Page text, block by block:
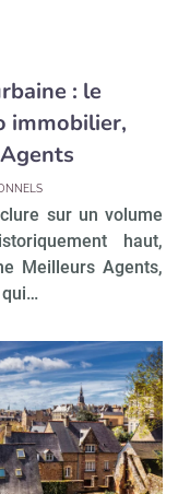
: le
immobilier,
sur un volume
haut,
Meilleurs Agents,
qui…